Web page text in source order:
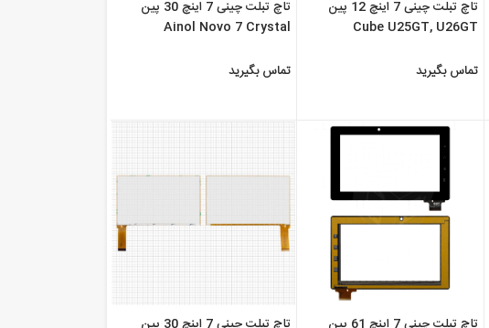
تاچ تبلت چینی 7 اینچ 12 پین
Cube U25GT, U26GT
تماس بگیرید
تاچ تبلت چینی 7 اینچ 30 پین
Ainol Novo 7 Crystal
تماس بگیرید